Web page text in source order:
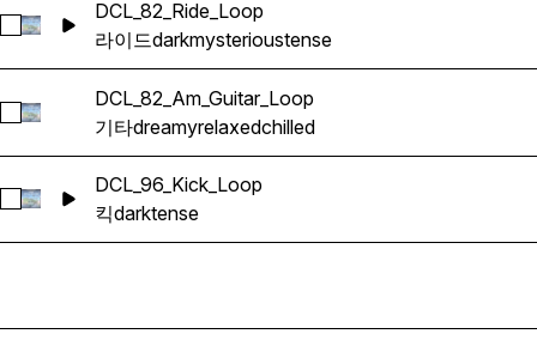
DCL_82_Ride_Loop 선택
DCL_82_Ride_Loop
라이드darkmysterioustense
DCL_82_Am_Guitar_Loop 선택
DCL_82_Am_Guitar_Loop
기타dreamyrelaxedchilled
DCL_96_Kick_Loop 선택
DCL_96_Kick_Loop
킥darktense